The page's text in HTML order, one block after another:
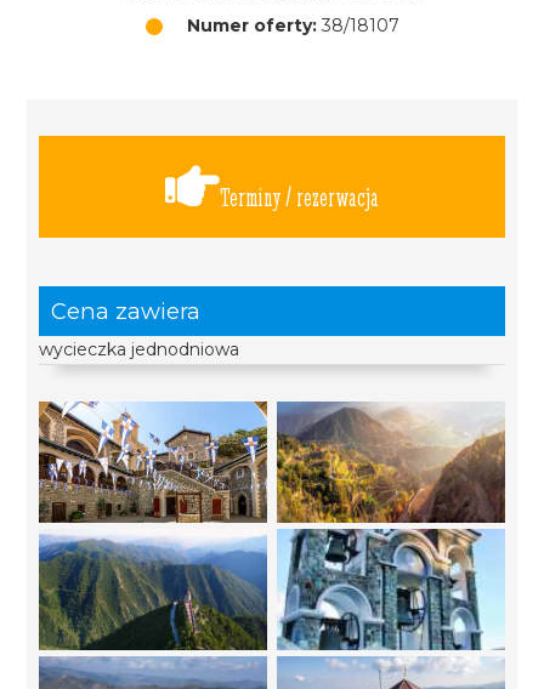
Numer oferty:38/18107
Terminy / rezerwacja
Cena zawiera
wycieczka jednodniowa